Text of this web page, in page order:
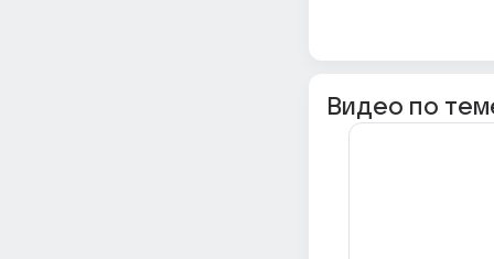
Видео по